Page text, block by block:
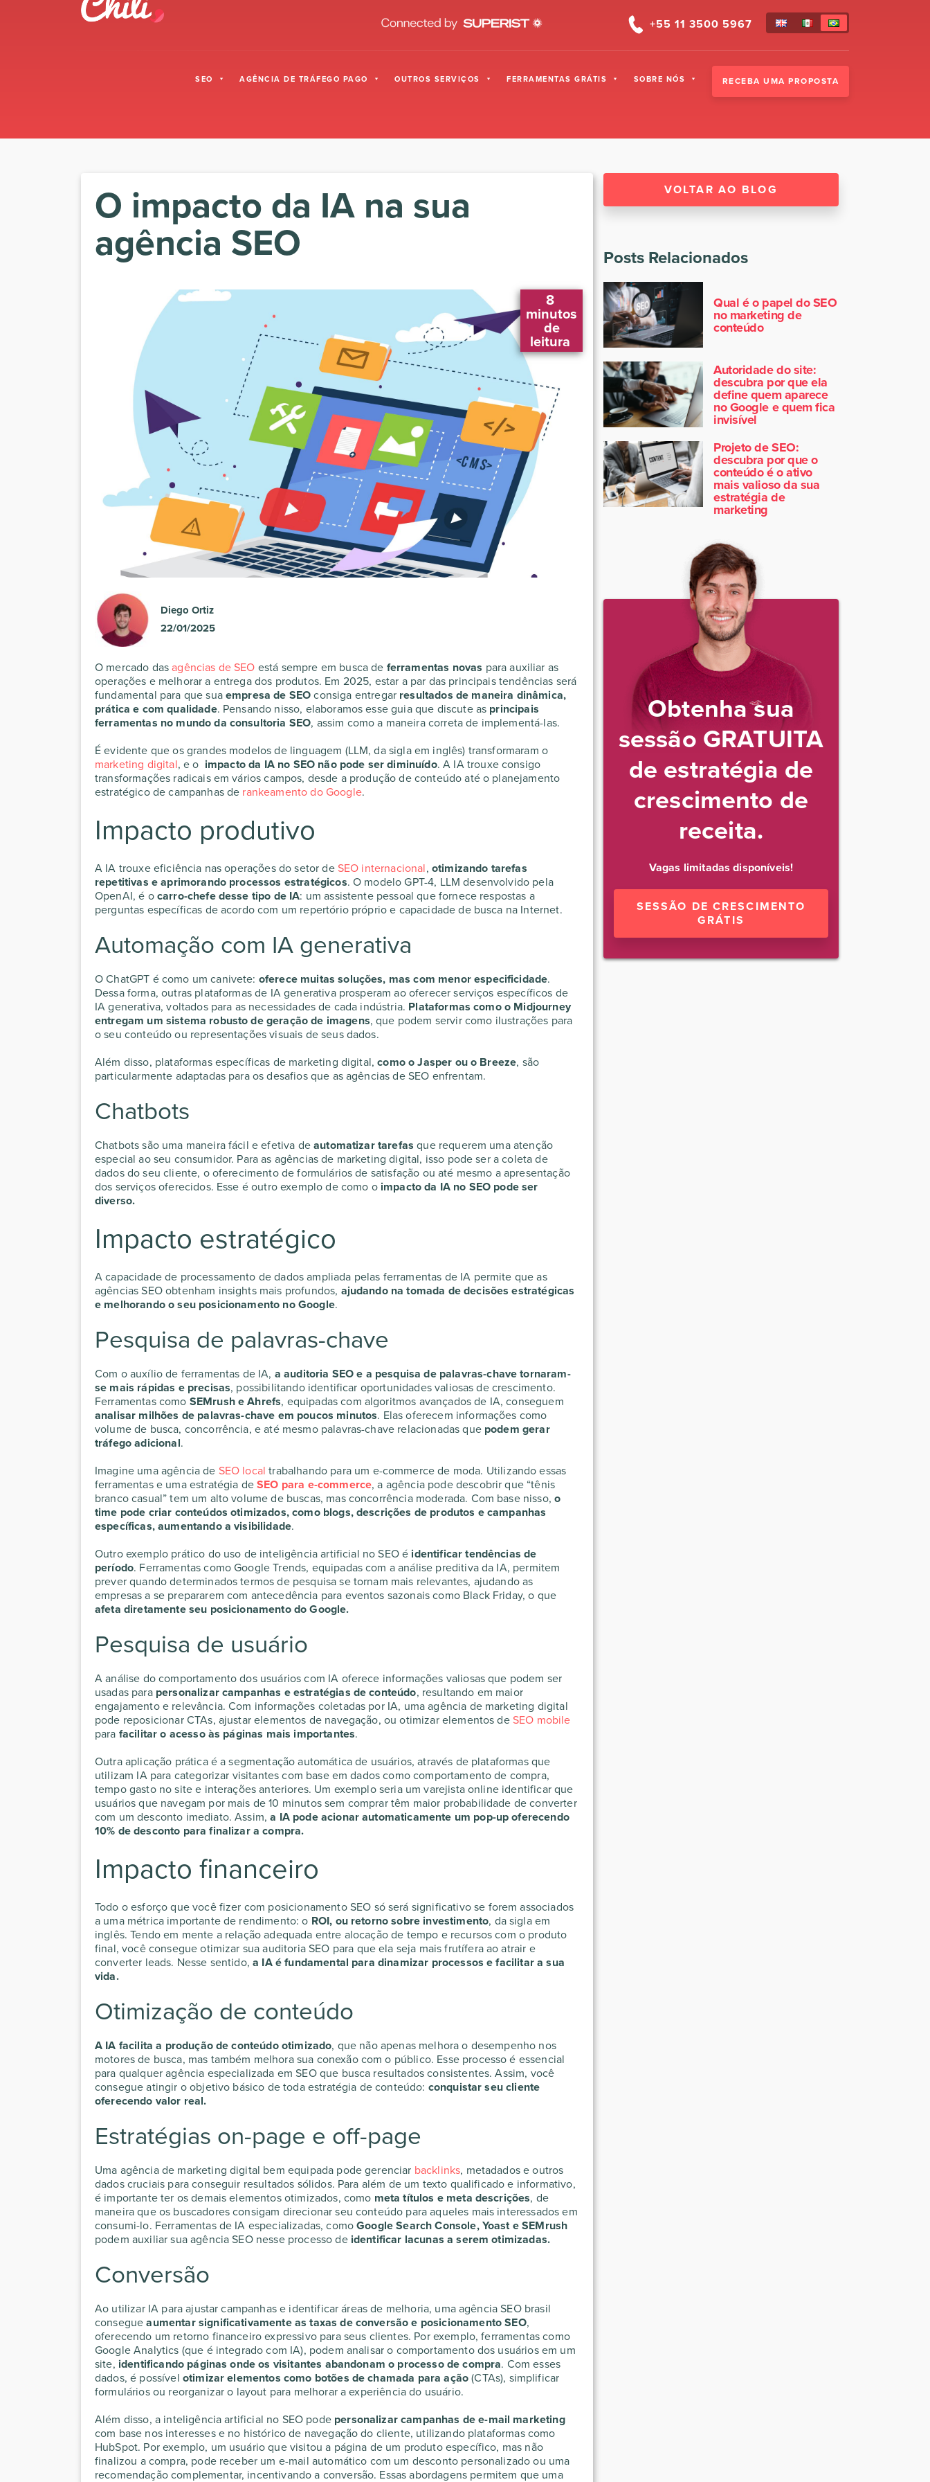
+55 11 3500 5967
SEO AGÊNCIA DE TRÁFEGO PAGO OUTROS SERVIÇOS FERRAMENTAS GRÁTIS SOBRE NÓS RECEBA UMA PROPOSTA
O impacto da IA na sua
agência SEO
8
minutos
leitura
Diego Ortiz
22/01/2025
O mercado dasagências de SEO está sempre em busca de ferramentas novas para auxiliar as
operações e melhorar a entrega dos produtos. Em 2025, estar a par das principais tendências será
fundamental para que suaempresa de SEOconsiga entregar resultados de maneira dinâmica,
prática e com qualidade. Pensando nisso, elaboramos esse guia que discute as principais
ferramentas no mundo da consultoria SEO, assim como a maneira correta de implementá-las.
É evidente que os grandes modelos de linguagem (LLM, da sigla em inglês) transformaram o
marketing digital, e o impacto da IA no SEO não pode ser diminuído. A IA trouxe consigo
transformações radicais em vários campos, desde a produção de conteúdo até o planejamento
estratégico de campanhas de rankeamento do Google.
Impacto produtivo
A IA trouxe eficiência nas operações do setor deSEO internacional, otimizando tarefas
repetitivas e aprimorando processos estratégicos. O modelo GPT-4, LLM desenvolvido pela
OpenAI, é ocarro-chefe desse tipo de IA: um assistente pessoal que fornece respostas a
perguntas específicas de acordo com um repertório próprio e capacidade de busca na Internet.
Automação com IA generativa
O ChatGPT é como um canivete: oferece muitas soluções, mas com menor especificidade.
Dessa forma, outras plataformas de IA generativa prosperam ao oferecer serviços específicos de
IA generativa, voltados para as necessidades de cada indústria. Plataformas como o Midjourney
entregam um sistema robusto de geração de imagens, que podem servir como ilustrações para
o seu conteúdo ou representações visuais de seus dados.
Além disso, plataformas específicas de marketing digital,como o Jasper ou o Breeze, são
particularmente adaptadas para os desafios que asagências de SEO enfrentam.
Chatbots
Chatbots são uma maneira fácil e efetiva deautomatizar tarefas que requerem uma atenção
especial ao seu consumidor. Para as agências de marketing digital, isso pode ser a coleta de
dados do seu cliente, o oferecimento de formulários de satisfação ou até mesmo a apresentação
dos serviços oferecidos. Esse é outro exemplo de como o impacto da IA no SEO pode ser
diverso.
Impacto estratégico
A capacidade de processamento de dados ampliada pelas ferramentas de IA permite que as
agências SEOobtenham insights mais profundos, ajudando na tomada de decisões estratégicas
e melhorando o seu posicionamento no Google.
Pesquisa de palavras-chave
Com o auxílio de ferramentas de IA, aauditoria SEOe a pesquisa de palavras-chave tornaram-
se mais rápidas e precisas, possibilitando identificar oportunidades valiosas de crescimento.
Ferramentas como SEMrush e Ahrefs, equipadas com algoritmos avançados de IA, conseguem
analisar milhões de palavras-chave em poucos minutos. Elas oferecem informações como
volume de busca, concorrência, e até mesmo palavras-chave relacionadas que podem gerar
tráfego adicional.
Imagine umaagência de SEO local trabalhando para um e-commerce de moda. Utilizando essas
ferramentas e uma estratégia deSEO para e-commerce, a agência pode descobrir que “tênis
branco casual” tem um alto volume de buscas, mas concorrência moderada. Com base nisso,o
time pode criar conteúdos otimizados, como blogs, descrições de produtos e campanhas
específicas, aumentando a visibilidade.
Outro exemplo prático do uso de inteligência artificial no SEOé identificar tendências de
período. Ferramentas como Google Trends, equipadas com a análise preditiva da IA, permitem
prever quando determinados termos de pesquisa se tornam mais relevantes, ajudando as
empresas a se prepararem com antecedência para eventos sazonais como Black Friday, o que
afeta diretamente seu posicionamento do Google.
Pesquisa de usuário
A análise do comportamento dos usuários com IA oferece informações valiosas que podem ser
usadas para personalizar campanhas e estratégias de conteúdo, resultando em maior
engajamento e relevância. Com informações coletadas por IA, umaagência de marketing digital
pode reposicionar CTAs, ajustar elementos de navegação, ou otimizar elementos deSEO mobile
para facilitar o acesso às páginas mais importantes.
Outra aplicação prática é a segmentação automática de usuários, através de plataformas que
utilizam IA para categorizar visitantes com base em dados como comportamento de compra,
tempo gasto no site e interações anteriores. Um exemplo seria um varejista online identificar que
usuários que navegam por mais de 10 minutos sem comprar têm maior probabilidade de converter
com um desconto imediato. Assim,a IA pode acionar automaticamente um pop-up oferecendo
10% de desconto para finalizar a compra.
Impacto financeiro
Todo o esforço que você fizer com posicionamento SEO só será significativo se forem associados
a uma métrica importante de rendimento: o ROI, ou retorno sobre investimento, da sigla em
inglês. Tendo em mente a relação adequada entre alocação de tempo e recursos com o produto
final, você consegue otimizar suaauditoria SEO para que ela seja mais frutífera ao atrair e
converter leads. Nesse sentido,a IA é fundamental para dinamizar processos e facilitar a sua
vida.
Otimização de conteúdo
A IA facilita a produção de conteúdo otimizado, que não apenas melhora o desempenho nos
motores de busca, mas também melhora sua conexão com o público. Esse processo é essencial
para qualqueragência especializada em SEOque busca resultados consistentes. Assim, você
consegue atingir o objetivo básico de toda estratégia de conteúdo: conquistar seu cliente
oferecendo valor real.
Estratégias on-page e off-page
Uma agência de marketing digital bem equipada pode gerenciar backlinks, metadados e outros
dados cruciais para conseguir resultados sólidos. Para além de um texto qualificado e informativo,
é importante ter os demais elementos otimizados, como meta títulos e meta descrições, de
maneira que os buscadores consigam direcionar seu conteúdo para aqueles mais interessados em
consumi-lo. Ferramentas de IA especializadas, comoGoogle Search Console, Yoast e SEMrush
podem auxiliar suaagência SEOnesse processo de identificar lacunas a serem otimizadas.
Conversão
Ao utilizar IA para ajustar campanhas e identificar áreas de melhoria, umaagência SEO brasil
consegueaumentar significativamente as taxas de conversão e posicionamento SEO,
oferecendo um retorno financeiro expressivo para seus clientes. Por exemplo, ferramentas como
Google Analytics (que é integrado com IA), podem analisar o comportamento dos usuários em um
site, identificando páginas onde os visitantes abandonam o processo de compra. Com esses
dados, é possível otimizar elementos como botões de chamada para ação(CTAs), simplificar
formulários ou reorganizar o layout para melhorar a experiência do usuário.
Além disso, a inteligência artificial no SEO pode personalizar campanhas de e-mail marketing
com base nos interesses e no histórico de navegação do cliente, utilizando plataformas como
HubSpot. Por exemplo, um usuário que visitou a página de um produto específico, mas não
finalizou a compra, pode receber um e-mail automático com um desconto personalizado ou uma
recomendação complementar, incentivando a conversão. Essas abordagens permitem que uma
VOLTAR AO BLOG
Posts Relacionados
Qual é o papel do SEO
no marketing de
conteúdo
Autoridade do site:
descubra por que ela
define quem aparece
no Google e quem fica
invisível
Projeto de SEO:
descubra por que o
conteúdo é o ativo
mais valioso da sua
estratégia de
marketing
Obtenha sua
sessão GRATUITA
de estratégia de
crescimento de
receita.
Vagas limitadas disponíveis!
SESSÃO DE CRESCIMENTO
GRÁTIS